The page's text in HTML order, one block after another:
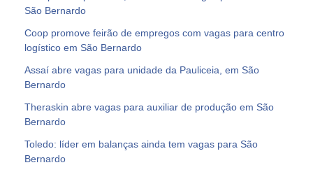
São Bernardo
Coop promove feirão de empregos com vagas para centro
logístico em São Bernardo
Assaí abre vagas para unidade da Pauliceia, em São
Bernardo
Theraskin abre vagas para auxiliar de produção em São
Bernardo
Toledo: líder em balanças ainda tem vagas para São
Bernardo